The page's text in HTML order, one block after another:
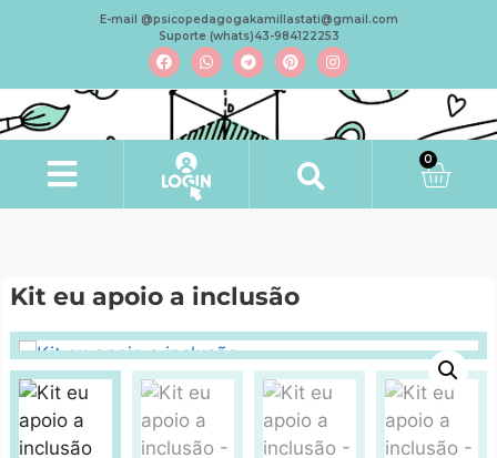
E-mail @psicopedagogakamillastati@gmail.com
Suporte (whats)43-984122253
0
Kit eu apoio a inclusão